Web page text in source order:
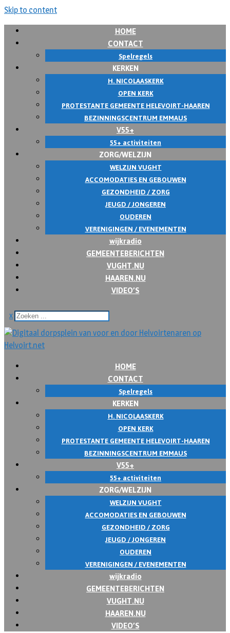
Skip to content
HOME
CONTACT
Spelregels
KERKEN
H. NICOLAASKERK
OPEN KERK
PROTESTANTE GEMEENTE HELEVOIRT-HAAREN
BEZINNINGSCENTRUM EMMAUS
V55+
55+ activiteiten
ZORG/WELZIJN
WELZIJN VUGHT
ACCOMODATIES EN GEBOUWEN
GEZONDHEID / ZORG
JEUGD / JONGEREN
OUDEREN
VERENIGINGEN / EVENEMENTEN
wijkradio
GEMEENTEBERICHTEN
VUGHT.NU
HAAREN.NU
VIDEO’S
x
HOME
CONTACT
Spelregels
KERKEN
H. NICOLAASKERK
OPEN KERK
PROTESTANTE GEMEENTE HELEVOIRT-HAAREN
BEZINNINGSCENTRUM EMMAUS
V55+
55+ activiteiten
ZORG/WELZIJN
WELZIJN VUGHT
ACCOMODATIES EN GEBOUWEN
GEZONDHEID / ZORG
JEUGD / JONGEREN
OUDEREN
VERENIGINGEN / EVENEMENTEN
wijkradio
GEMEENTEBERICHTEN
VUGHT.NU
HAAREN.NU
VIDEO’S